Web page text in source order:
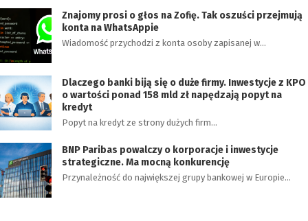
Znajomy prosi o głos na Zofię. Tak oszuści przejmują
konta na WhatsAppie
Wiadomość przychodzi z konta osoby zapisanej w…
Dlaczego banki biją się o duże firmy. Inwestycje z KPO
o wartości ponad 158 mld zł napędzają popyt na
kredyt
Popyt na kredyt ze strony dużych firm…
BNP Paribas powalczy o korporacje i inwestycje
strategiczne. Ma mocną konkurencję
Przynależność do największej grupy bankowej w Europie…